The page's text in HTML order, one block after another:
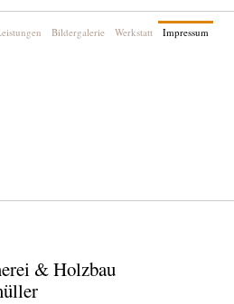
Bildergalerie Werkstatt Impressum
& Holzbau